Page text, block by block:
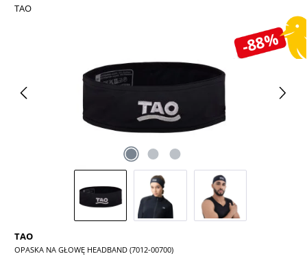
-88%
TAO
OPASKA NA GŁOWĘ HEADBAND (7012-00700)
TAO